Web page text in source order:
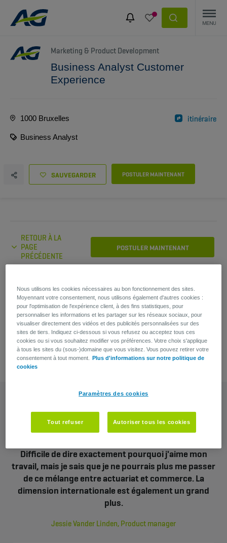
Marketing & Product Development
Business Analyst Customer
Experience
SAUVEGARDER POSTULER MAINTENANT
1000 Bruxelles itinéraire
Business Analyst
Vous avez une question?
Lars Verstappen
Recruiter
RETOUR À LA
PAGE
PRÉCÉDENTE
POSTULER MAINTENANT
Difficile de dire exactement pourquoi j'aime mon
travail, mais je sais que je ne pourrais plus me passer
de ce mélange entre actuariat et commerce. La
dimension internationale est également un grand
plus.
Jessie Vander Linden, Product manager
Nous utilisons les cookies nécessaires au bon fonctionnement des sites.
Moyennant votre consentement, nous utilisons également d'autres cookies :
pour l'optimisation de l'expérience client, à des fins statistiques, pour
personnaliser les informations et les partager sur les réseaux sociaux, pour
visualiser directement des vidéos et des publicités personnalisées sur des
sites de tiers. Indiquez ci-dessous si vous refusez ou acceptez tous ces
cookies ou si vous souhaitez modifier vos préférences. Votre choix s'applique
à tous les sites du (sous-)domaine que vous visitez. Vous pouvez retirer votre
consentement à tout moment.
Plus d'informations sur notre politique de
cookies
Paramètres des cookies
Tout refuser Autoriser tous les cookies